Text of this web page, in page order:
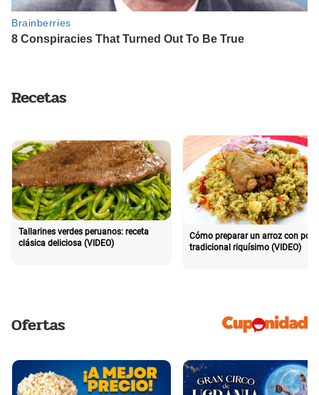
Recetas
Tallarines verdes peruanos: receta
clásica deliciosa (VIDEO)
Cómo preparar un arroz con pollo
tradicional riquísimo (VIDEO)
Ofertas